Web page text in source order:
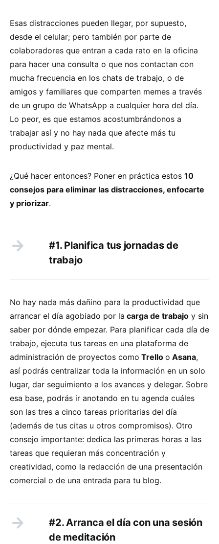
Esas distracciones pueden llegar, por supuesto,
desde el celular; pero también por parte de
colaboradores que entran a cada rato en la oficina
para hacer una consulta o que nos contactan con
mucha frecuencia en los chats de trabajo, o de
amigos y familiares que comparten memes a través
de un grupo de WhatsApp a cualquier hora del día.
Lo peor, es que estamos acostumbrándonos a
trabajar así y no hay nada que afecte más tu
productividad y paz mental.
¿Qué hacer entonces? Poner en práctica estos 10
consejos para eliminar las distracciones, enfocarte
y priorizar.
#1. Planifica tus jornadas de
trabajo
No hay nada más dañino para la productividad que
arrancar el día agobiado por la carga de trabajo y sin
saber por dónde empezar. Para planificar cada día de
trabajo, ejecuta tus tareas en una plataforma de
administración de proyectos como Trello o Asana,
así podrás centralizar toda la información en un solo
lugar, dar seguimiento a los avances y delegar. Sobre
esa base, podrás ir anotando en tu agenda cuáles
son las tres a cinco tareas prioritarias del día
(además de tus citas u otros compromisos). Otro
consejo importante: dedica las primeras horas a las
tareas que requieran más concentración y
creatividad, como la redacción de una presentación
comercial o de una entrada para tu blog.
#2. Arranca el día con una sesión
de meditación